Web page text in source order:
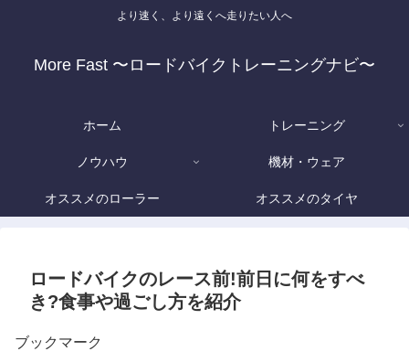
より速く、より遠くへ走りたい人へ
More Fast 〜ロードバイクトレーニングナビ〜
ホーム トレーニング
ノウハウ 機材・ウェア
オススメのローラー オススメのタイヤ
ロードバイクのレース前!前日に何をすべ
き?食事や過ごし方を紹介
ブックマーク